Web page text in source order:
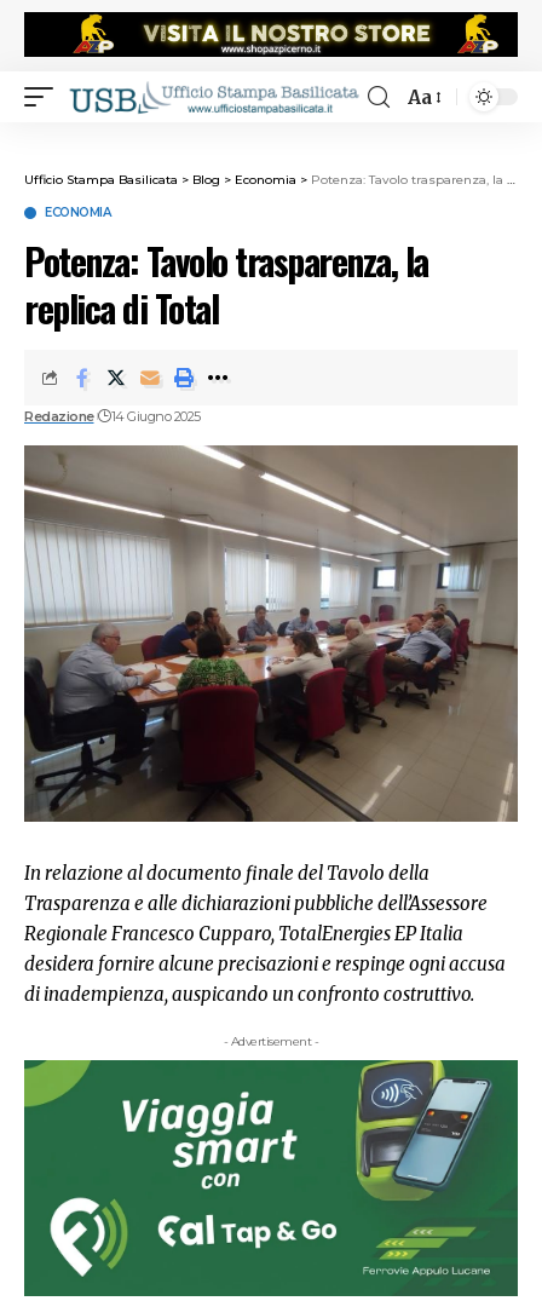
Aa
Ufficio Stampa Basilicata > Blog > Economia > Potenza: Tavolo trasparenza, la replica di Total
ECONOMIA
Potenza: Tavolo trasparenza, la
replica di Total
Redazione 14 Giugno 2025
In relazione al documento finale del Tavolo della
Trasparenza e alle dichiarazioni pubbliche dell’Assessore
Regionale Francesco Cupparo, TotalEnergies EP Italia
desidera fornire alcune precisazioni e respinge ogni accusa
di inadempienza, auspicando un confronto costruttivo.
- Advertisement -